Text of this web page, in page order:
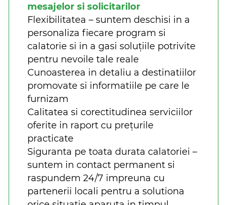
mesajelor si solicitarilor
Flexibilitatea – suntem deschisi in a
personaliza fiecare program si
calatorie si in a gasi soluțiile potrivite
pentru nevoile tale reale
Cunoasterea in detaliu a destinatiilor
promovate si informatiile pe care le
furnizam
Calitatea si corectitudinea serviciilor
oferite in raport cu prețurile
practicate
Siguranta pe toata durata calatoriei –
suntem in contact permanent si
raspundem 24/7 impreuna cu
partenerii locali pentru a solutiona